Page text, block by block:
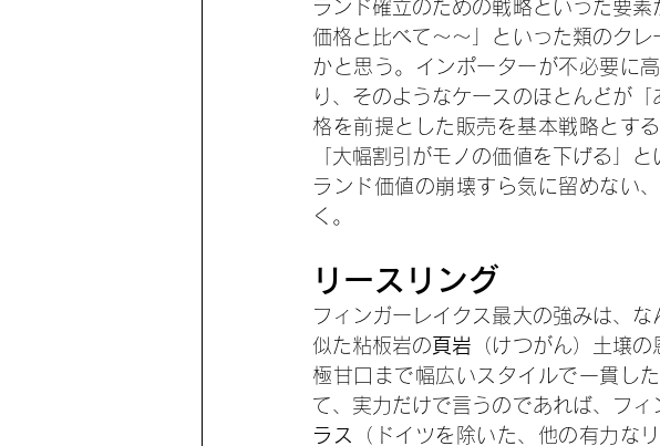
ランド確立のための戦略といった要
価格と比べて〜〜」といった類のク
かと思う。インポーターが不必要に
り、そのようなケースのほとんどが
格を前提とした販売を基本戦略とす
「大幅割引がモノの価値を下げる」
ランド価値の崩壊すら気に留めない
く。
リースリング
フィンガーレイクス最大の強みは、
似た粘板岩の 頁岩 （けつがん）土壌
極甘口まで幅広いスタイルで一貫し
て、実力だけで言うのであれば、フ
ラス
（ドイツを除いた、他の有力な